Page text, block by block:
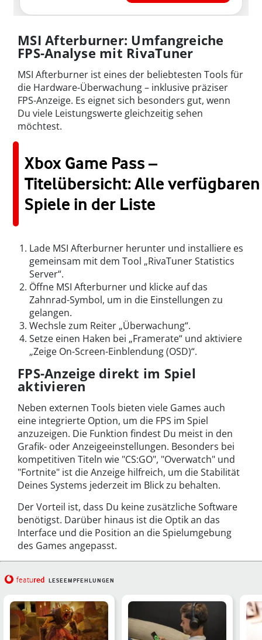
MSI Afterburner: Umfangreiche
FPS-Analyse mit RivaTuner
MSI Afterburner ist eines der beliebtesten Tools für
die Hardware-Überwachung – inklusive präziser
FPS-Anzeige. Es eignet sich besonders gut, wenn
Du viele Leistungswerte gleichzeitig sehen
möchtest.
Xbox Game Pass –
Titelübersicht: Alle verfügbaren
Spiele in der Liste
Lade MSI Afterburner herunter und installiere es
gemeinsam mit dem Tool „RivaTuner Statistics
Server“.
Öffne MSI Afterburner und klicke auf das
Zahnrad-Symbol, um in die Einstellungen zu
gelangen.
Wechsle zum Reiter „Überwachung“.
Setze einen Haken bei „Framerate“ und aktiviere
„Zeige On-Screen-Einblendung (OSD)“.
FPS-Anzeige direkt im Spiel
aktivieren
Neben externen Tools bieten viele Games auch
eine integrierte Option, um die FPS im Spiel
anzuzeigen. Die Funktion findest Du meist in den
Grafik- oder Anzeigeeinstellungen. Besonders bei
kompetitiven Titeln wie "CS:GO", "Overwatch" und
"Fortnite" ist die Anzeige hilfreich, um die Stabilität
Deines Systems jederzeit im Blick zu behalten.
Der Vorteil ist, dass Du keine zusätzliche Software
benötigst. Darüber hinaus ist die Optik an das
Interface und die Position an die Spielumgebung
des Games angepasst.
featured LESEEMPFEHLUNGEN